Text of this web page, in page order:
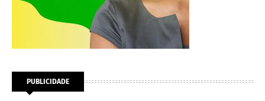
PUBLICIDADE